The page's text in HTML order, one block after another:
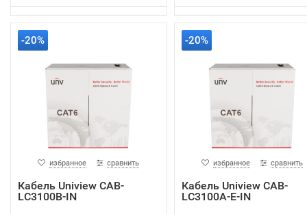
-20%
избранное сравнить
Кабель Uniview CAB-
LC3100B-IN
-20%
избранное сравнить
Кабель Uniview CAB-
LC3100A-E-IN